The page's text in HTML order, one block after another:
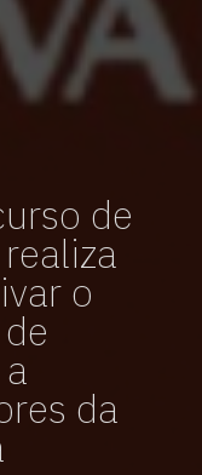
de
o
da